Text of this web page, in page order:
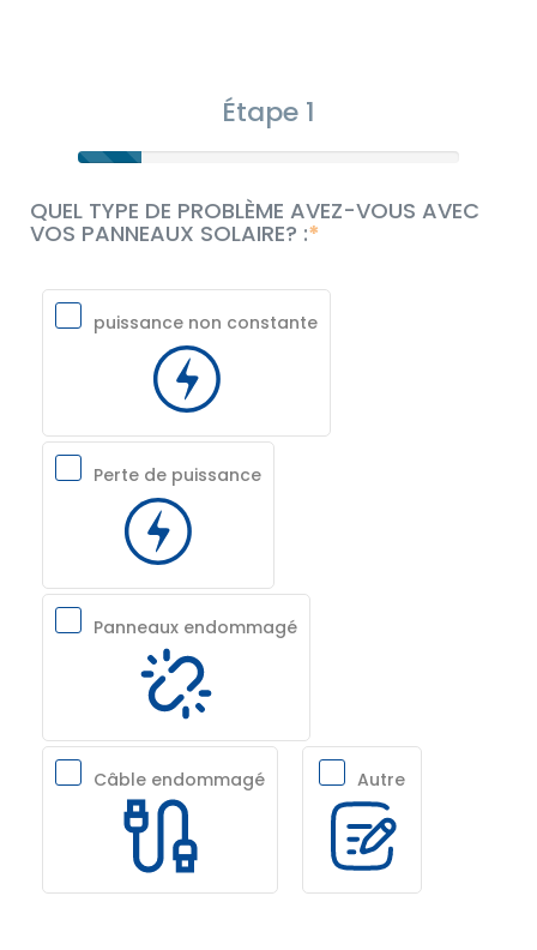
Étape 1
QUEL TYPE DE PROBLÈME AVEZ-VOUS AVEC
VOS PANNEAUX SOLAIRE? :
puissance non constante
Perte de puissance
Panneaux endommagé
Câble endommagé Autre